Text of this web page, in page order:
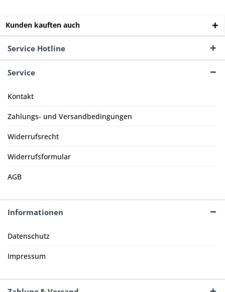
Kunden kauften auch
Service Hotline
Service
Kontakt
Zahlungs- und Versandbedingungen
Widerrufsrecht
Widerrufsformular
AGB
Informationen
Datenschutz
Impressum